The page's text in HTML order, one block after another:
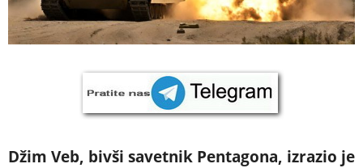
Džim Veb, bivši savetnik Pentagona, izrazio je